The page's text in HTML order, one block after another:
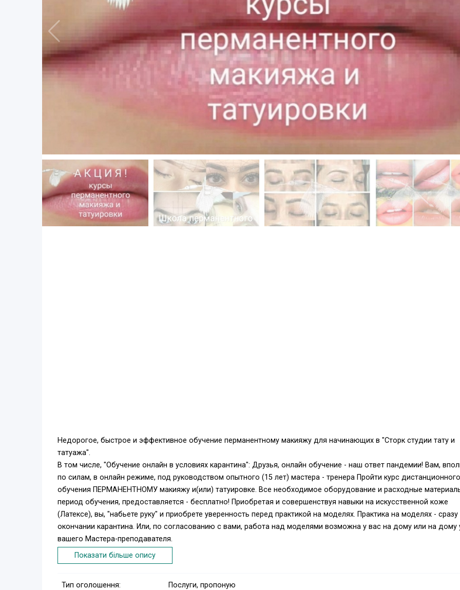
Недорогое, быстрое и эффективное обучение перманентному макияжу для начинающих в "Сторк студии тату и
татуажа".
В том числе, "Обучение онлайн в условиях карантина": Друзья, онлайн обучение - наш ответ пандемии! Вам,
по силам, в онлайн режиме, под руководством опытного (15 лет) мастера - тренера Пройти курс дистанционного
обучения ПЕРМАНЕНТНОМУ макияжу и(или) татуировке. Все необходимое оборудование и расходные
период обучения, предоставляется - бесплатно! Приобретая и совершенствуя навыки на искусственной коже
(Латексе), вы, "набьете руку" и приобрете уверенность перед практикой на моделях. Практика на моделях - сразу
окончании карантина. Или, по согласованию с вами, работа над моделями возможна у вас на дому или на дому
вашего Мастера-преподавателя.
Безопасно! Дешево (от 2000 грн)! В привычной домашней атмосфере!
Попробуйте! Вы, ни чем не рискуете! Первое, пробное занятие - бесплатно! Вы, сразу, сможете понять и оценить
Показати більше опису
Тип оголошення:
Послуги, пропоную